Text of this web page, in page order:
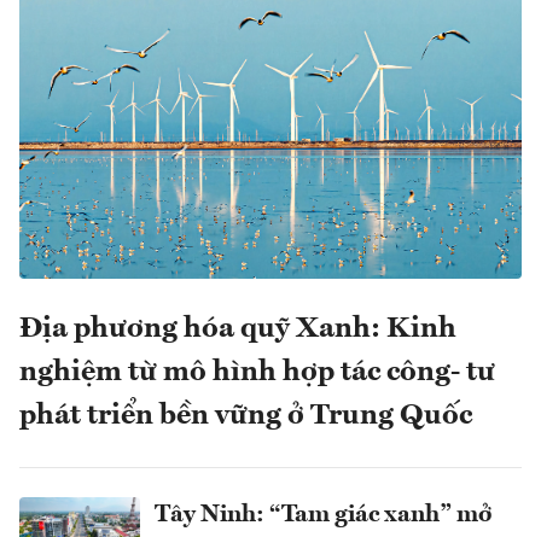
Địa phương hóa quỹ Xanh: Kinh
nghiệm từ mô hình hợp tác công- tư
phát triển bền vững ở Trung Quốc
Tây Ninh: “Tam giác xanh” mở